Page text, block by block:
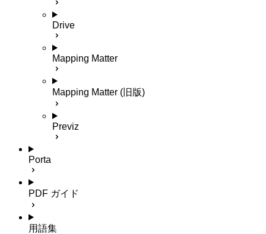
Drive
Mapping Matter
Mapping Matter (旧版)
Previz
Porta
PDF ガイド
用語集